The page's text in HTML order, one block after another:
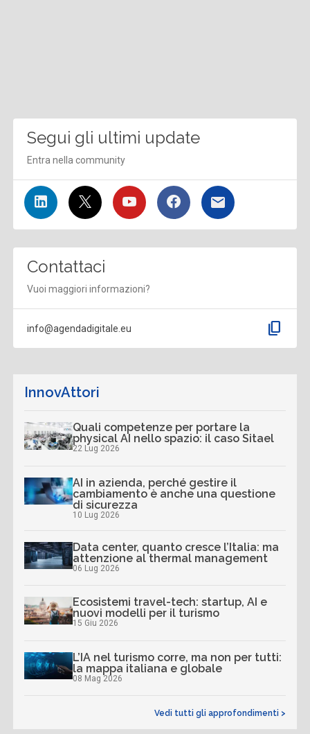
Segui gli ultimi update
Entra nella community
Contattaci
Vuoi maggiori informazioni?
info@agendadigitale.eu content_copy
InnovAttori
Quali competenze per portare la
physical AI nello spazio: il caso Sitael
22 Lug 2026
AI in azienda, perché gestire il
cambiamento è anche una questione
di sicurezza
10 Lug 2026
Data center, quanto cresce l’Italia: ma
attenzione al thermal management
06 Lug 2026
Ecosistemi travel-tech: startup, AI e
nuovi modelli per il turismo
15 Giu 2026
L’IA nel turismo corre, ma non per tutti:
la mappa italiana e globale
08 Mag 2026
Vedi tutti gli approfondimenti >